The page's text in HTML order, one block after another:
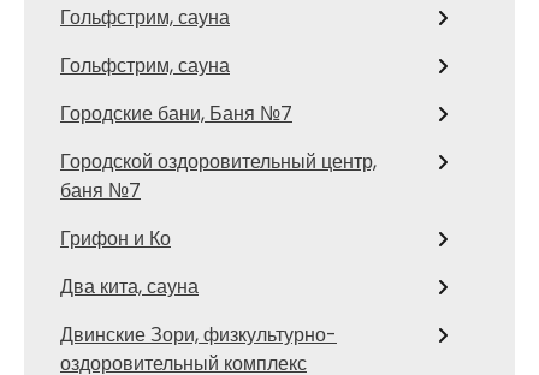
Гольфстрим, сауна
Гольфстрим, сауна
Городские бани, Баня №7
Городской оздоровительный центр,
баня №7
Грифон и Ко
Два кита, сауна
Двинские Зори, физкультурно-
оздоровительный комплекс